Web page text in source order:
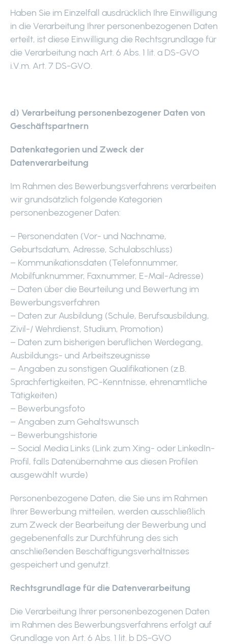
Haben Sie im Einzelfall ausdrücklich Ihre Einwilligung
in die Verarbeitung Ihrer personenbezogenen Daten
erteilt, ist diese Einwilligung die Rechtsgrundlage für
die Verarbeitung nach Art. 6 Abs. 1 lit. a DS-GVO
i.V.m. Art. 7 DS-GVO.
d) Verarbeitung personenbezogener Daten von
Geschäftspartnern
Datenkategorien und Zweck der
Datenverarbeitung
Im Rahmen des Bewerbungsverfahrens verarbeiten
wir grundsätzlich folgende Kategorien
personenbezogener Daten:
– Personendaten (Vor- und Nachname,
Geburtsdatum, Adresse, Schulabschluss)
– Kommunikationsdaten (Telefonnummer,
Mobilfunknummer, Faxnummer, E-Mail-Adresse)
– Daten über die Beurteilung und Bewertung im
Bewerbungsverfahren
– Daten zur Ausbildung (Schule, Berufsausbildung,
Zivil-/ Wehrdienst, Studium, Promotion)
– Daten zum bisherigen beruflichen Werdegang,
Ausbildungs- und Arbeitszeugnisse
– Angaben zu sonstigen Qualifikationen (z.B.
Sprachfertigkeiten, PC-Kenntnisse, ehrenamtliche
Tätigkeiten)
– Bewerbungsfoto
– Angaben zum Gehaltswunsch
– Bewerbungshistorie
– Social Media Links (Link zum Xing- oder LinkedIn-
Profil, falls Datenübernahme aus diesen Profilen
ausgewählt wurde)
Personenbezogene Daten, die Sie uns im Rahmen
Ihrer Bewerbung mitteilen, werden ausschließlich
zum Zweck der Bearbeitung der Bewerbung und
gegebenenfalls zur Durchführung des sich
anschließenden Beschäftigungsverhältnisses
gespeichert und genutzt.
Rechtsgrundlage für die Datenverarbeitung
Die Verarbeitung Ihrer personenbezogenen Daten
im Rahmen des Bewerbungsverfahrens erfolgt auf
Grundlage von Art. 6 Abs. 1 lit. b DS-GVO